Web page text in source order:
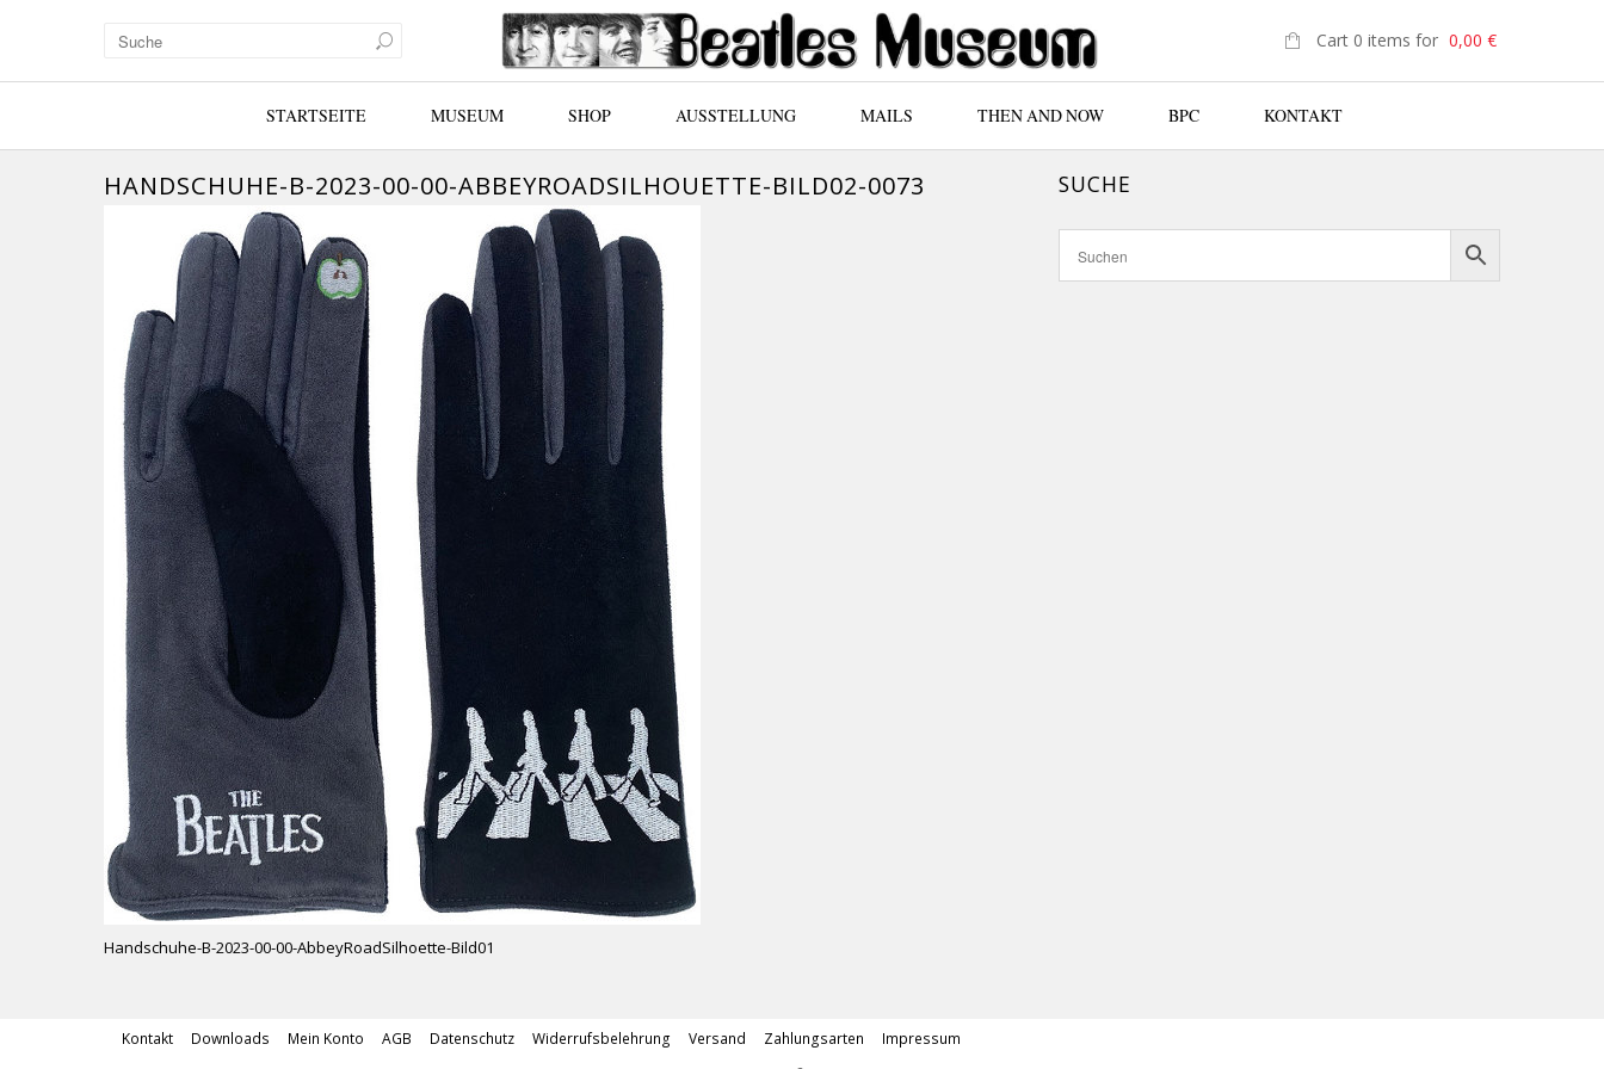
Cart 0 items for 0,00 €
STARTSEITE MUSEUM SHOP AUSSTELLUNG MAILS THEN AND NOW BPC KONTAKT
HANDSCHUHE-B-2023-00-00-ABBEYROADSILHOUETTE-BILD02-0073
Handschuhe-B-2023-00-00-AbbeyRoadSilhoette-Bild01
SUCHE
Kontakt Downloads Mein Konto AGB Datenschutz Widerrufsbelehrung Versand Zahlungsarten Impressum